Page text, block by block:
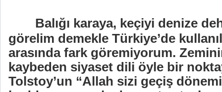
Balığı karaya, keçiyi denize
görelim demekle Türkiye’de
arasında fark göremiyorum.
kaybeden siyaset dili öyle bir
Tolstoy’un “Allah sizi geçiş